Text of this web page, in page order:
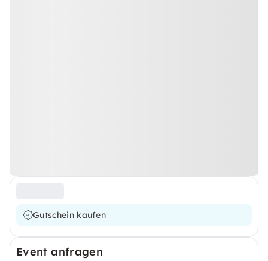
Gutschein kaufen
Event anfragen